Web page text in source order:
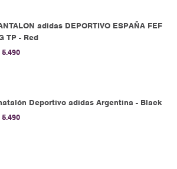
adidas DEPORTIVO ESPAÑA FEF
TP - Red
5.490
Deportivo adidas Argentina - Black
5.490